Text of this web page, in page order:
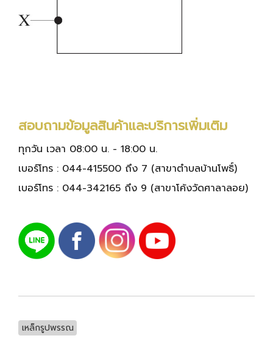
สอบถามข้อมูลสินค้าและบริการเพิ่มเติม
ทุกวัน เวลา 08:00 น. - 18:00 น.
เบอร์โทร : 044-415500 ถึง 7 (สาขาตำบลบ้านโพธิ์)
เบอร์โทร : 044-342165 ถึง 9 (สาขาโค้งวัดศาลาลอย)
เหล็กรูปพรรณ